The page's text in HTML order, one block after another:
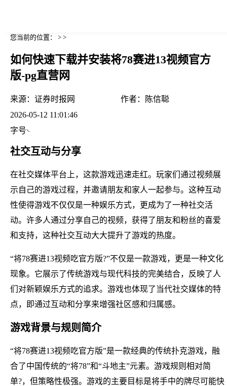
您当前的位置： > >
如何快速下载并安装将78赛进13视频官方
版-pg直营网
来源： 证券时报网 作者：
陈信聪
2026-05-12 11:01:46
字号
社交互动与分享
在社交媒体平台上，这款游戏迅速走红。玩家们通过视频展
示自己的游戏过程，并邀请朋友和家人一起参与。这种互动
性使得游戏不仅仅是一种娱乐方式，更成为了一种社交活
动。许多人通过分享自己的视频，获得了朋友和粉丝的喜爱
和支持，这种社交互动大大提升了游戏的热度。
“将78赛进13视频吃官方版?”不仅是一款游戏，更是一种文化
现象。它展示了传统游戏与现代科技的完美结合，反映了人
们对新颖娱乐方式的追求。游戏也体现了当代社交媒体的特
点，即通过互动和分享来增强社区感和归属感。
游戏背景与规则简介
“将78赛进13视频吃官方版”是一款经典的传统扑克游戏，融
合了中国传统的“将78”和“斗地主”元素。游戏规则相对简
单?，但策略性极强。游戏的主要目标是将手中的牌尽可能快